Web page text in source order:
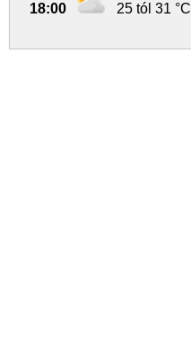
18:00 25 tól 31 °C